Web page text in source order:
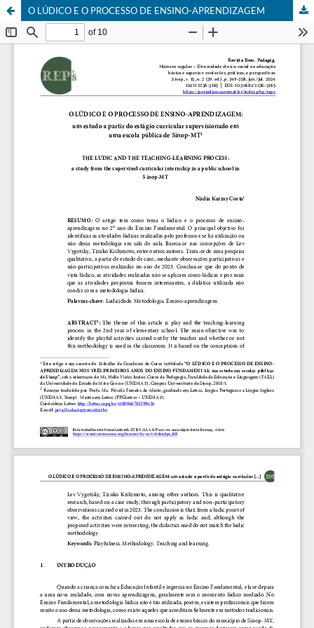
O LÚDICO E O PROCESSO DE ENSINO-APRENDIZAGEM